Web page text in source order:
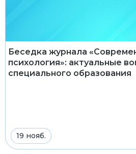
Беседка журнала
психология»: актуальные
специального образования
19 нояб.